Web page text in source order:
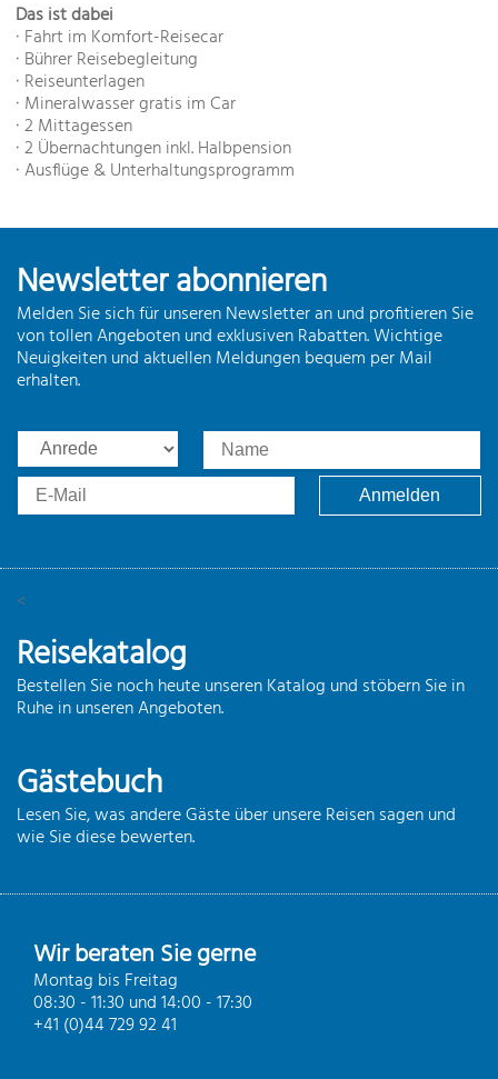
Das ist dabei
∙ Fahrt im Komfort-Reisecar
∙ Bührer Reisebegleitung
∙ Reiseunterlagen
∙ Mineralwasser gratis im Car
∙ 2 Mittagessen
∙ 2 Übernachtungen inkl. Halbpension
∙ Ausflüge & Unterhaltungsprogramm
Newsletter abonnieren
Melden Sie sich für unseren Newsletter an und profitieren Sie
von tollen Angeboten und exklusiven Rabatten. Wichtige
Neuigkeiten und aktuellen Meldungen bequem per Mail
erhalten.
<
Reisekatalog
Bestellen Sie noch heute unseren Katalog und stöbern Sie in
Ruhe in unseren Angeboten.
Gästebuch
Lesen Sie, was andere Gäste über unsere Reisen sagen und
wie Sie diese bewerten.
Wir beraten Sie gerne
Montag bis Freitag
08:30 - 11:30 und 14:00 - 17:30
+41 (0)44 729 92 41